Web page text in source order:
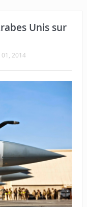
Unis sur
2014